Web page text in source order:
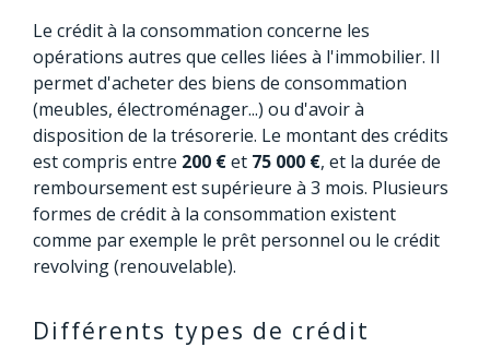
Le crédit à la consommation concerne les
opérations autres que celles liées à l'immobilier. Il
permet d'acheter des biens de consommation
(meubles, électroménager...) ou d'avoir à
disposition de la trésorerie. Le montant des crédits
est compris entre 200 €et 75 000 €, et la durée de
remboursement est supérieure à 3 mois. Plusieurs
formes de crédit à la consommation existent
comme par exemple le prêt personnel ou le crédit
revolving (renouvelable).
Différents types de crédit